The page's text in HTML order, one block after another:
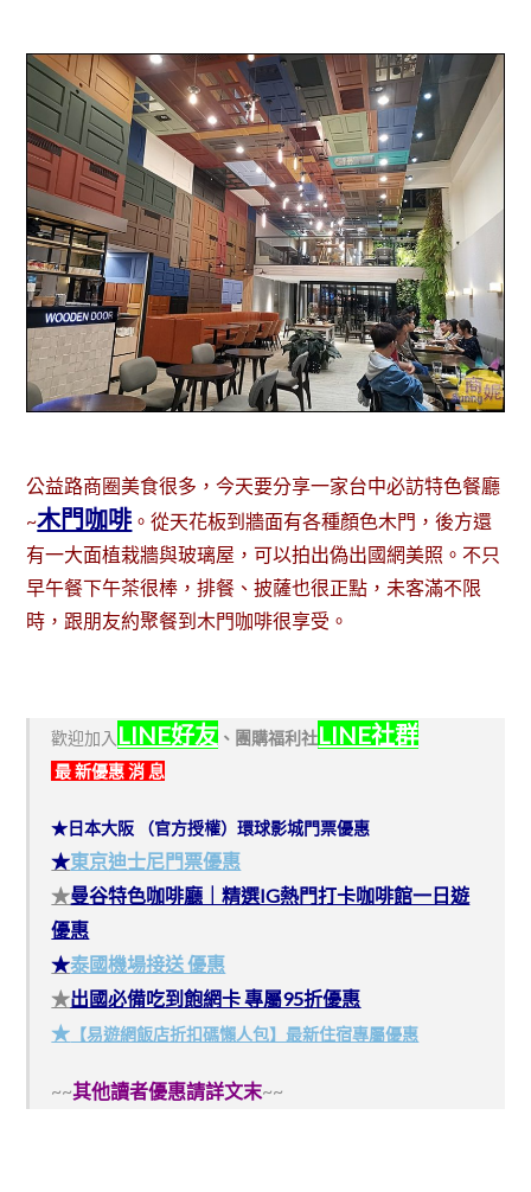
公益路商圈美食很多，今天要分享一家台中必訪特色餐廳
~木門咖啡 。從天花板到牆面有各種顏色木門，後方還
有一大面植栽牆與玻璃屋，可以拍出偽出國網美照。不只
早午餐下午茶很棒，排餐、披薩也很正點，未客滿不限
時，跟朋友約聚餐到木門咖啡很享受。
歡迎加入 LINE好友 、 團購福利社LINE社群
最 新優惠 消 息
★日本大阪 （官方授權）環球影城門票優惠
★東京迪士尼門票優惠
★曼谷特色咖啡廳｜精選IG熱門打卡咖啡館一日遊
優惠
★泰國機場接送 優惠
★出國必備吃到飽網卡 專屬95折優惠
★ 【易遊網飯店折扣碼懶人包】最新住宿專屬優惠
~~其他讀者優惠請詳文末~~